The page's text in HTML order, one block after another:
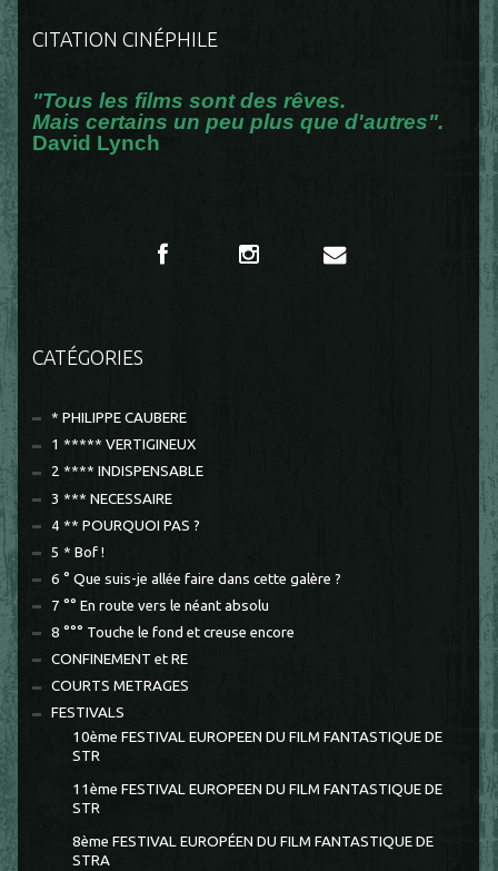
CITATION CINÉPHILE
"Tous les films sont des rêves.
Mais certains un peu plus que d'autres".
David Lynch
CATÉGORIES
* PHILIPPE CAUBERE
1 ***** VERTIGINEUX
2 **** INDISPENSABLE
3 *** NECESSAIRE
4 ** POURQUOI PAS ?
5 * Bof !
6 ° Que suis-je allée faire dans cette galère ?
7 °° En route vers le néant absolu
8 °°° Touche le fond et creuse encore
CONFINEMENT et RE
COURTS METRAGES
FESTIVALS
10ème FESTIVAL EUROPEEN DU FILM FANTASTIQUE DE
STR
11ème FESTIVAL EUROPEEN DU FILM FANTASTIQUE DE
STR
8ème FESTIVAL EUROPÉEN DU FILM FANTASTIQUE DE
STRA